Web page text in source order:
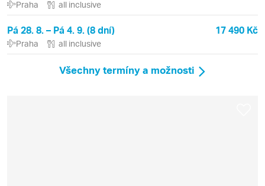
Praha all inclusive
Pá 28. 8. – Pá 4. 9. (8 dní) 17 490 Kč
Praha all inclusive
Všechny termíny a možnosti